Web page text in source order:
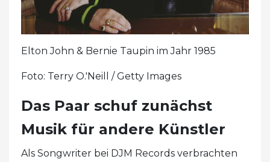
Elton John & Bernie Taupin im Jahr 1985
Foto: Terry O.'Neill / Getty Images
Das Paar schuf zunächst
Musik für andere Künstler
Als Songwriter bei DJM Records verbrachten